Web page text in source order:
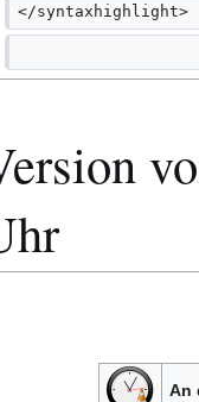
</syntaxhighlight>
An